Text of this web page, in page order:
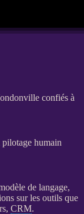
confiés à
pilotage humain
de langage,
sur les outils que
CRM.